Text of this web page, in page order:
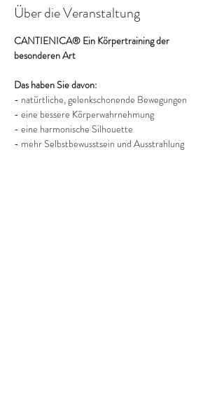
Über die Veranstaltung
CANTIENICA® Ein Körpertraining der
besonderen Art
Das haben Sie davon:
- natürtliche, gelenkschonende Bewegungen
- eine bessere Körperwahrnehmung
- eine harmonische Silhouette
- mehr Selbstbewusstsein und Ausstrahlung